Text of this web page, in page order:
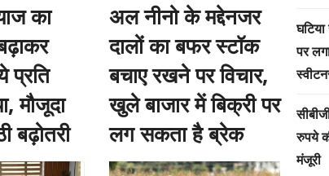
का
प्रति
मौजूदा
बढ़ोतरी
अल नीनो के मद्देनजर
दालों का बफर स्टॉक
बचाए रखने पर विचार,
खुले बाजार में बिक्री पर
लग सकता है ब्रेक
पर
रुपये
मंजूरी